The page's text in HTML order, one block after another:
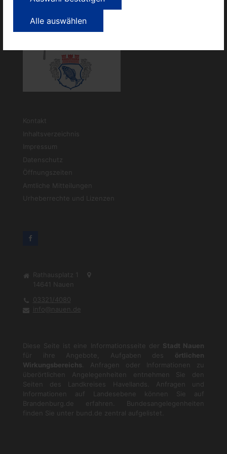
Alle auswählen
Kontakt
Inhaltsverzeichnis
Impressum
Datenschutz
Öffnungszeiten
Amtliche Mitteilungen
Urheberrechte und Lizenzen
Rathausplatz 1
14641
Nauen
03321/4080
info@nauen.de
Diese Seite ist eine Informationsseite der Stadt Nauen
für ihre Angebote, Aufgaben des örtlichen
Wirkungsbereichs . Anfragen oder Informationen zu
überörtlichen Angelegenheiten entnehmen Sie den
Seiten des Landkreises Havellands. Anfragen und
Informationen auf Landesebene können Sie auf
Brandenburg.de
erfahren. Bundesangelegenheiten
finden Sie unter
bund.de zentral aufgelistet.